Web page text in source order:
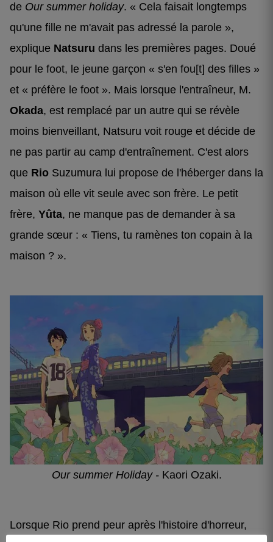
de Our summer holiday. « Cela faisait longtemps
qu'une fille ne m'avait pas adressé la parole »,
explique Natsuru dans les premières pages. Doué
pour le foot, le jeune garçon « s'en fou[t] des filles »
et « préfère le foot ». Mais lorsque l'entraîneur, M.
Okada, est remplacé par un autre qui se révèle
moins bienveillant, Natsuru voit rouge et décide de
ne pas partir au camp d'entraînement. C'est alors
que Rio Suzumura lui propose de l'héberger dans la
maison où elle vit seule avec son frère. Le petit
frère, Yûta, ne manque pas de demander à sa
grande sœur : « Tiens, tu ramènes ton copain à la
maison ? ».
Our summer Holiday - Kaori Ozaki.
Lorsque Rio prend peur après l'histoire d'horreur,